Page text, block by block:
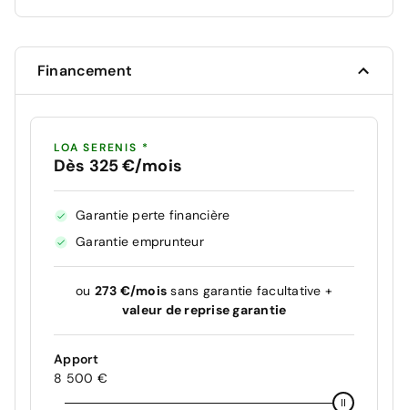
Financement
LOA SERENIS *
Dès 325 €/mois
Garantie perte financière
Garantie emprunteur
ou 273 €/mois sans garantie facultative +
valeur de reprise garantie
Apport
8 500 €